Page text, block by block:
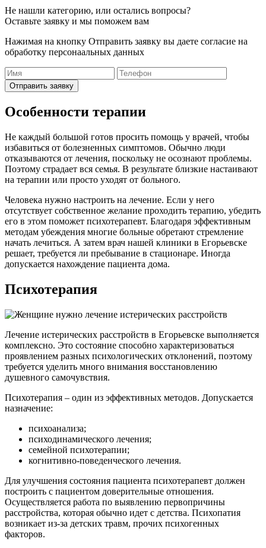
Не нашли категорию, или остались вопросы?
Оставьте заявку и мы поможем вам
Нажимая на кнопку Отправить заявку вы даете согласие на
обработку персонаальных данных
Отправить заявку
Особенности терапии
Не каждый большой готов просить помощь у врачей, чтобы
избавиться от болезненных симптомов. Обычно люди
отказываются от лечения, поскольку не осознают проблемы.
Поэтому страдает вся семья. В результате близкие настаивают
на терапии или просто уходят от больного.
Человека нужно настроить на лечение. Если у него
отсутствует собственное желание проходить терапию, убедить
его в этом поможет психотерапевт. Благодаря эффективным
методам убеждения многие больные обретают стремление
начать лечиться. А затем врач нашей клиники в Егорьевске
решает, требуется ли пребывание в стационаре. Иногда
допускается нахождение пациента дома.
Психотерапия
Лечение истерических расстройств в Егорьевске выполняется
комплексно. Это состояние способно характеризоваться
проявлением разных психологических отклонений, поэтому
требуется уделить много внимания восстановлению
душевного самочувствия.
Психотерапия – один из эффективных методов. Допускается
назначение:
психоанализа;
психодинамического лечения;
семейной психотерапии;
когнитивно-поведенческого лечения.
Для улучшения состояния пациента психотерапевт должен
построить с пациентом доверительные отношения.
Осуществляется работа по выявлению первопричины
расстройства, которая обычно идет с детства. Психопатия
возникает из-за детских травм, прочих психогенных
факторов.